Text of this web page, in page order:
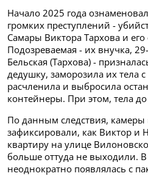
Начало 2025 года
громких преступлений -
Самары Виктора Тархова и его
Подозреваемая - их внучка,
Бельская (Тархова) -
дедушку, заморозила их тела
расчленила и выбросила
контейнеры. При этом, тела
По данным следствия,
зафиксировали, как Виктор и
квартиру на улице
больше оттуда не выходили.
неоднократно появлялась с